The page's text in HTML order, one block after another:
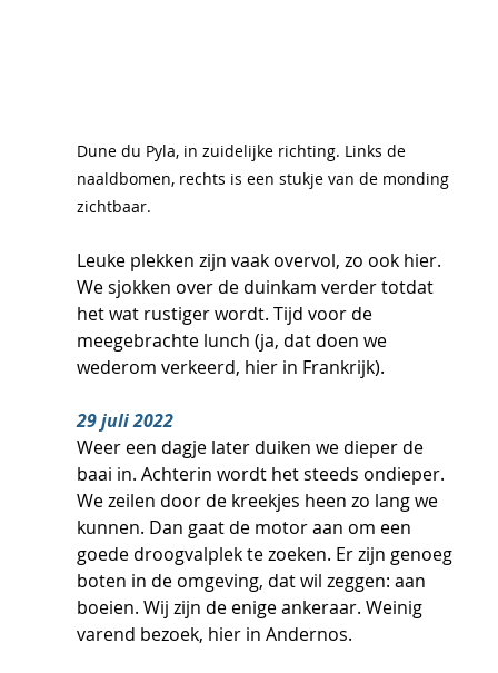
Dune du Pyla, in zuidelijke richting. Links de
naaldbomen, rechts is een stukje van de monding
zichtbaar.
Leuke plekken zijn vaak overvol, zo ook hier.
We sjokken over de duinkam verder totdat
het wat rustiger wordt. Tijd voor de
meegebrachte lunch (ja, dat doen we
wederom verkeerd, hier in Frankrijk).
29 juli 2022
Weer een dagje later duiken we dieper de
baai in. Achterin wordt het steeds ondieper.
We zeilen door de kreekjes heen zo lang we
kunnen. Dan gaat de motor aan om een
goede droogvalplek te zoeken. Er zijn genoeg
boten in de omgeving, dat wil zeggen: aan
boeien. Wij zijn de enige ankeraar. Weinig
varend bezoek, hier in Andernos.